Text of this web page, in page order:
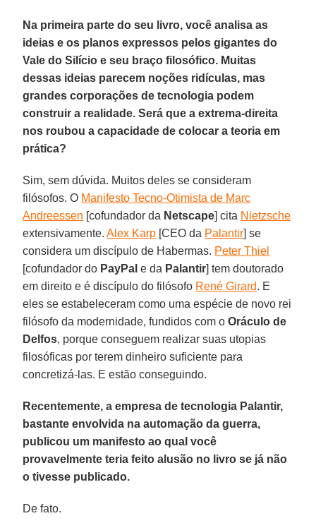
Na primeira parte do seu livro, você analisa as
ideias e os planos expressos pelos gigantes do
Vale do Silício e seu braço filosófico. Muitas
dessas ideias parecem noções ridículas, mas
grandes corporações de tecnologia podem
construir a realidade. Será que a extrema-direita
nos roubou a capacidade de colocar a teoria em
prática?
Sim, sem dúvida. Muitos deles se consideram
filósofos. O Manifesto Tecno-Otimista de Marc
Andreessen [cofundador da Netscape] cita Nietzsche
extensivamente.Alex Karp [CEO da Palantir] se
considera um discípulo de Habermas. Peter Thiel
[cofundador do PayPal e da Palantir] tem doutorado
em direito e é discípulo do filósofo René Girard. E
eles se estabeleceram como uma espécie de novo rei
filósofo da modernidade, fundidos com oOráculo de
Delfos, porque conseguem realizar suas utopias
filosóficas por terem dinheiro suficiente para
concretizá-las. E estão conseguindo.
Recentemente, a empresa de tecnologia Palantir,
bastante envolvida na automação da guerra,
publicou um manifesto ao qual você
provavelmente teria feito alusão no livro se já não
o tivesse publicado.
De fato.